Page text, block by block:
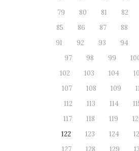
79
80 81 82
85
86 87 88
91
92 93 94
97
98 99
102
103 104
107
108 109
112
113 114
117
118 119
122
123 124